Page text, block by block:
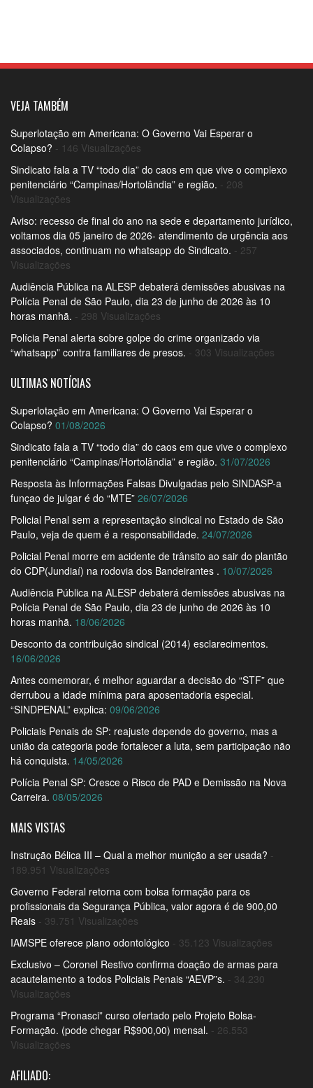
VEJA TAMBÉM
Superlotação em Americana: O Governo Vai Esperar o
Colapso? - 146 Visualizações
Sindicato fala a TV “todo dia” do caos em que vive o complexo
penitenciário “Campinas/Hortolândia” e região. - 208
Visualizações
Aviso: recesso de final do ano na sede e departamento jurídico,
voltamos dia 05 janeiro de 2026- atendimento de urgência aos
associados, continuam no whatsapp do Sindicato. - 257
Visualizações
Audiência Pública na ALESP debaterá demissões abusivas na
Polícia Penal de São Paulo, dia 23 de junho de 2026 às 10
horas manhã. - 298 Visualizações
Polícia Penal alerta sobre golpe do crime organizado via
“whatsapp” contra familiares de presos. - 303 Visualizações
ULTIMAS NOTÍCIAS
Superlotação em Americana: O Governo Vai Esperar o
Colapso? 01/08/2026
Sindicato fala a TV “todo dia” do caos em que vive o complexo
penitenciário “Campinas/Hortolândia” e região. 31/07/2026
Resposta às Informações Falsas Divulgadas pelo SINDASP-a
funçao de julgar é do “MTE” 26/07/2026
Policial Penal sem a representação sindical no Estado de São
Paulo, veja de quem é a responsabilidade. 24/07/2026
Policial Penal morre em acidente de trânsito ao sair do plantão
do CDP(Jundiaí) na rodovia dos Bandeirantes . 10/07/2026
Audiência Pública na ALESP debaterá demissões abusivas na
Polícia Penal de São Paulo, dia 23 de junho de 2026 às 10
horas manhã. 18/06/2026
Desconto da contribuição sindical (2014) esclarecimentos.
16/06/2026
Antes comemorar, é melhor aguardar a decisão do “STF” que
derrubou a idade mínima para aposentadoria especial.
“SINDPENAL” explica: 09/06/2026
Policiais Penais de SP: reajuste depende do governo, mas a
união da categoria pode fortalecer a luta, sem participação não
há conquista. 14/05/2026
Polícia Penal SP: Cresce o Risco de PAD e Demissão na Nova
Carreira. 08/05/2026
MAIS VISTAS
Instrução Bélica III – Qual a melhor munição a ser usada? -
189.951 Visualizações
Governo Federal retorna com bolsa formação para os
profissionais da Segurança Pública, valor agora é de 900,00
Reais - 39.751 Visualizações
IAMSPE oferece plano odontológico - 35.123 Visualizações
Exclusivo – Coronel Restivo confirma doação de armas para
acautelamento a todos Policiais Penais “AEVP”s. - 34.230
Visualizações
Programa “Pronasci” curso ofertado pelo Projeto Bolsa-
Formação. (pode chegar R$900,00) mensal. - 26.553
Visualizações
AFILIADO: